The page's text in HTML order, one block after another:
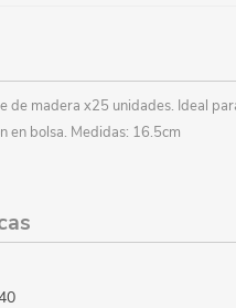
de madera x25 unidades. Ideal
en bolsa. Medidas: 16.5cm